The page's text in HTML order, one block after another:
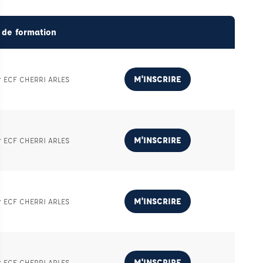
de formation
CHERRI ARLES M'INSCRIRE
CHERRI ARLES M'INSCRIRE
CHERRI ARLES M'INSCRIRE